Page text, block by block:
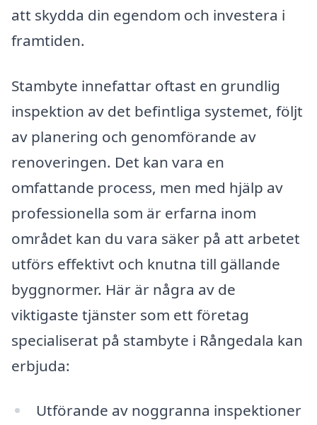
att skydda din egendom och investera i
framtiden.
Stambyte innefattar oftast en grundlig
inspektion av det befintliga systemet, följt
av planering och genomförande av
renoveringen. Det kan vara en
omfattande process, men med hjälp av
professionella som är erfarna inom
området kan du vara säker på att arbetet
utförs effektivt och knutna till gällande
byggnormer. Här är några av de
viktigaste tjänster som ett företag
specialiserat på stambyte i Rångedala kan
erbjuda:
Utförande av noggranna inspektioner